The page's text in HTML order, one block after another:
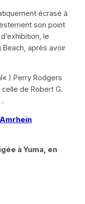
écrasé à
son point
le
Beach, après avoir
« ) Perry Rodgers
de Robert G.
à Yuma, en